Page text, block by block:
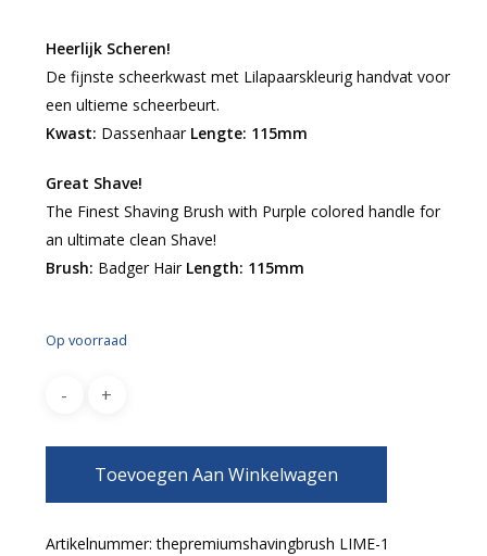
Heerlijk Scheren!
De fijnste scheerkwast met Lilapaarskleurig handvat voor
een ultieme scheerbeurt.
Kwast: Dassenhaar Lengte: 115mm
Great Shave!
The Finest Shaving Brush with Purple colored handle for
an ultimate clean Shave!
Brush: Badger Hair Length: 115mm
Op voorraad
Toevoegen Aan Winkelwagen
Artikelnummer:thepremiumshavingbrush LIME-1